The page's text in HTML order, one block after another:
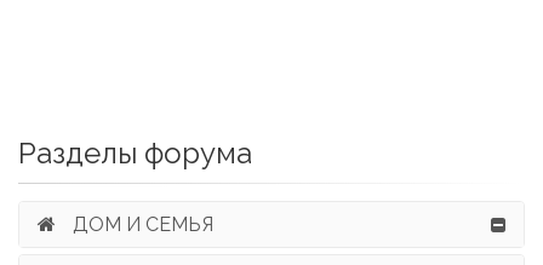
Разделы форума
ДОМ И СЕМЬЯ